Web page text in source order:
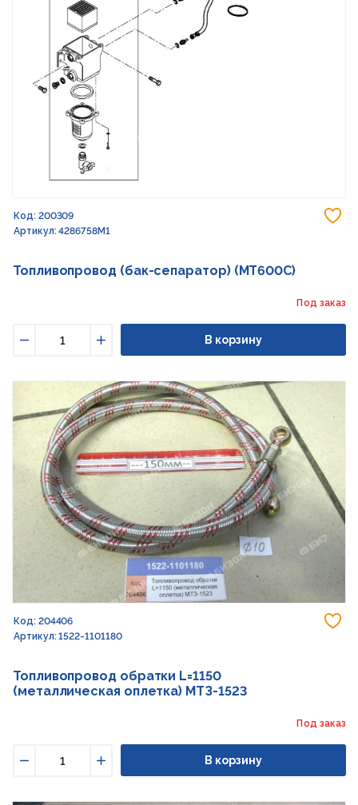
Код: 200309
Артикул: 4286758M1
Топливопровод (бак-сепаратор) (MT600C)
Под заказ
Увеличить
В корзину
Код: 204406
Артикул: 1522-1101180
Топливопровод обратки L=1150
(металлическая оплетка) МТЗ-1523
Под заказ
Увеличить
В корзину